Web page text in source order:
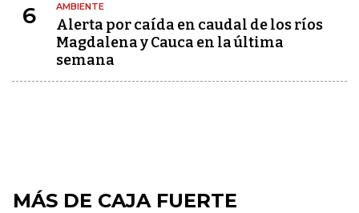
6 AMBIENTE
Alerta por caída en caudal de los ríos
Magdalena y Cauca en la última
semana
MÁS DE CAJA FUERTE